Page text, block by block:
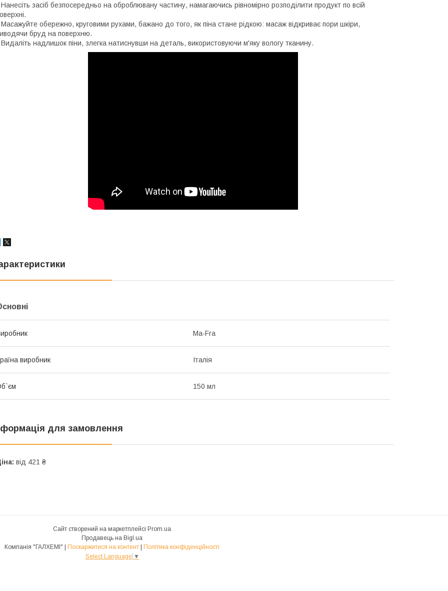
Нанесіть засіб безпосередньо на оброблювану частину, намагаючись рівномірно розподілити продукт по всій
Масажуйте обережно, круговими рухами, бажано до того, як піна стане рідкою: масаж відкриває пори шкіри,
бруд на поверхню.
Видаліть надлишок піни, злегка натиснувши на деталь, використовуючи м'яку вологу тканину.
Ma-Fra
виробник Італія
150 мл
для замовлення
від 421 ₴
Сайт створений на маркетплейсі Prom.ua
Продавець на Bigl.ua
Компанія "ГАЛХЕМІ" | Поскаржитися на контент | Політика конфіденційності
Select Language ▼